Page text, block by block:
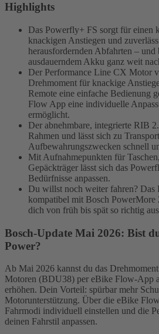
Highlights
Das Powerfly+ FS sorgt für einen
knackigen Anstiegen und
herausfordernden Abfahrten –
ausdauerndem Akku ganz weit
Der Performance Line CX Motor
Drehmoment für knackige
Remote eine einfache Bedienung
Flow App eine individuelle
ermöglicht.
Der abnehmbare, integrierte RIB
Rahmen und lässt sich zu
Aufbewahrungszwecken schnell
Mit Aufnahmepunkten für
Gepäckträger lässt sich das
Bedürfnisse anpassen.
Du willst noch weiter fahren? Das
kompatibel mit Bosch PowerMore
dich von früh bis spät so richtig
Bosch-Update Mai 2026: Bist
Power?
Ab Mai 2026 kannst du das
Motoren (BDU38) per eBike Flow-App
erhöhen. Dein Vorteil: spürbar mehr
Motorunterstützung. Über die eBike
Fahrmodi individuell einstellen und die
deinen Fahrstil anpassen.